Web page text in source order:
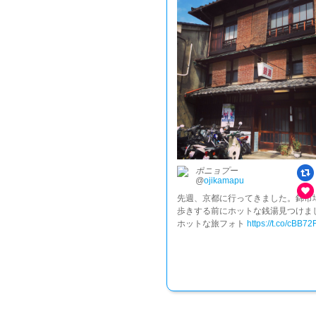
ポニョプー
@ojikamapu
先週、京都に行ってきました。錦市
歩きする前にホットな銭湯見つけま
ホットな旅フォト https://t.co/